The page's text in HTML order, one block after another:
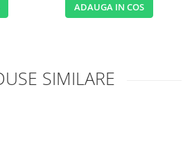
ADAUGA IN COS
SIMILARE